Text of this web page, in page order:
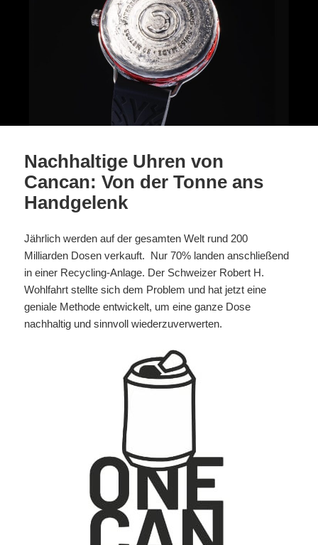
Nachhaltige Uhren von
Cancan: Von der Tonne ans
Handgelenk
Jährlich werden auf der gesamten Welt rund 200
Milliarden Dosen verkauft. Nur 70% landen anschließend
in einer Recycling-Anlage. Der Schweizer Robert H.
Wohlfahrt stellte sich dem Problem und hat jetzt eine
geniale Methode entwickelt, um eine ganze Dose
nachhaltig und sinnvoll wiederzuverwerten.